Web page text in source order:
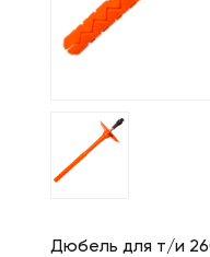
Дюбель для т/и